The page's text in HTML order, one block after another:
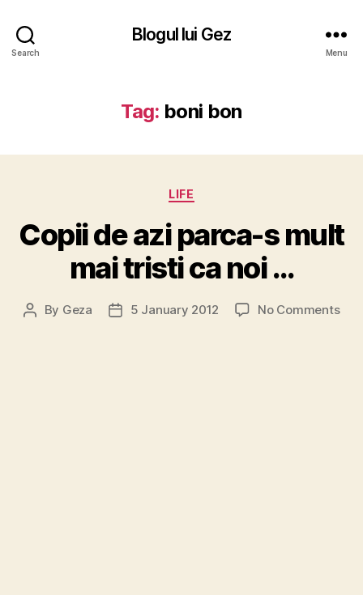
Search
Blogul lui Gez
Menu
Tag: boni bon
Categories
LIFE
Copii de azi parca-s mult
mai tristi ca noi …
Post
By Geza
Post5 January 2012 No Commentson